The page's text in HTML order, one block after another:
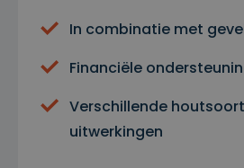
In combinatie met
Financiële
Verschillende
uitwerkingen